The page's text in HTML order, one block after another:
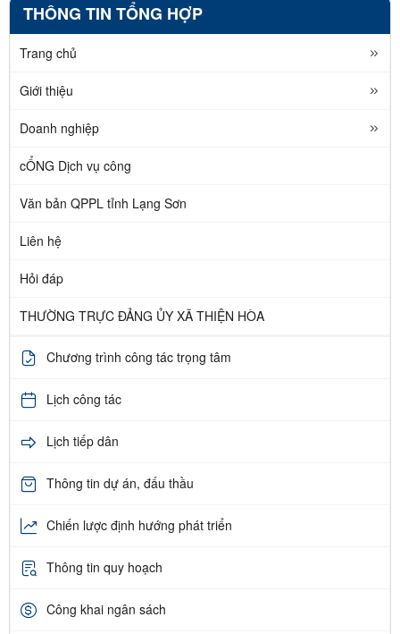
THÔNG TIN TỔNG HỢP
Trang chủ
Giới thiệu
Doanh nghiệp
cỔNG Dịch vụ công
Văn bản QPPL tỉnh Lạng Sơn
Liên hệ
Hỏi đáp
THƯỜNG TRỰC ĐẢNG ỦY XÃ THIỆN HÒA
Chương trình công tác trọng tâm
Lịch công tác
Lịch tiếp dân
Thông tin dự án, đấu thầu
Chiến lược định hướng phát triển
Thông tin quy hoạch
Công khai ngân sách